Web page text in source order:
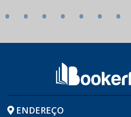
• • • • • • •
ENDEREÇO